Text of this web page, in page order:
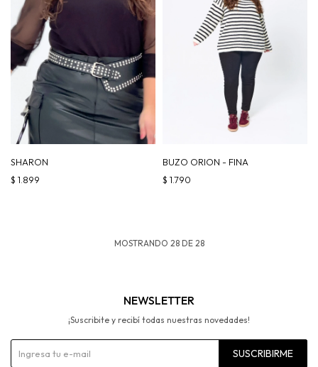
SHARON
$ 1.899
BUZO ORION - FINA
$ 1.790
MOSTRANDO 28DE 28
NEWSLETTER
¡Suscribite y recibí todas nuestras novedades!
SUSCRIBIRME